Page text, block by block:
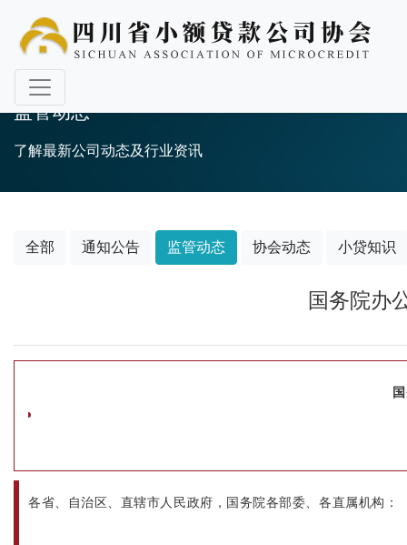
监管动态
了解最新公司动态及行业资讯
全部 通知公告 监管动态 协会动态 小贷知识
国务院办
各省、自治区、直辖市人民政府，国务院各部委、各直属机构：